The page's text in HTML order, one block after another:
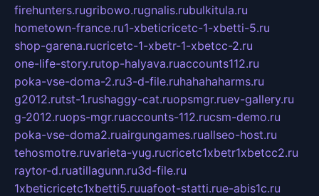
firehunters.rugribowo.rugnalis.rubulkitula.ru
hometown-france.ru1-xbeticricetc-1-xbetti-5.ru
shop-garena.rucricetc-1-xbetr-1-xbetcc-2.ru
one-life-story.rutop-halyava.ruaccounts112.ru
poka-vse-doma-2.ru3-d-file.ruhahahaharms.ru
g2012.rutst-1.rushaggy-cat.ruopsmgr.ruev-gallery.ru
g-2012.ruops-mgr.ruaccounts-112.rucsm-demo.ru
poka-vse-doma2.ruairgungames.ruallseo-host.ru
tehosmotre.ruvarieta-yug.rucricetc1xbetr1xbetcc2.ru
raytor-d.ruatillagunn.ru3d-file.ru
1xbeticricetc1xbetti5.ruuafoot-statti.rue-abis1c.ru